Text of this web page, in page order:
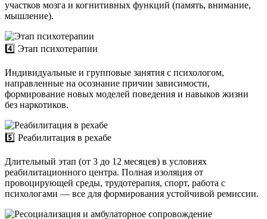
участков мозга и когнитивных функций (память, внимание,
мышление).
4️⃣ Этап психотерапии
Индивидуальные и групповые занятия с психологом,
направленные на осознание причин зависимости,
формирование новых моделей поведения и навыков жизни
без наркотиков.
5️⃣ Реабилитация в рехабе
Длительный этап (от 3 до 12 месяцев) в условиях
реабилитационного центра. Полная изоляция от
провоцирующей среды, трудотерапия, спорт, работа с
психологами — все для формирования устойчивой ремиссии.